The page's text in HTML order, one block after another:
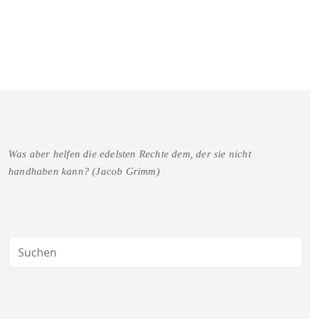
Was aber helfen die edelsten Rechte dem, der sie nicht
handhaben kann? (Jacob Grimm)